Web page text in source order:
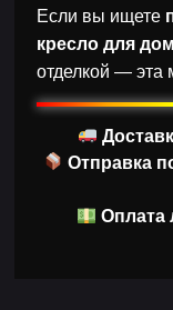
Если вы ищете
кресло для
отделкой — эта
Отправка
Оплата